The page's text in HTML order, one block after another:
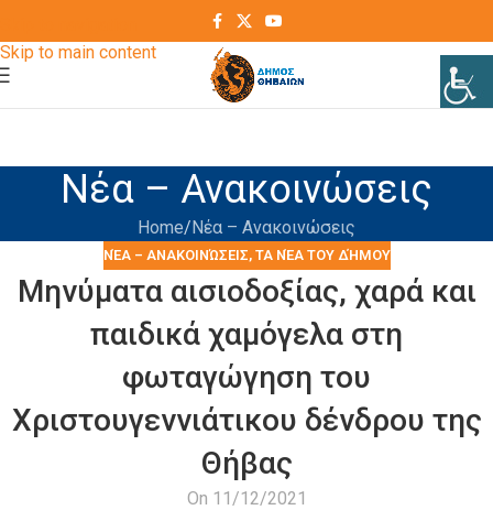
Skip to main content
Νέα – Ανακοινώσεις
Home Νέα – Ανακοινώσεις
ΝΈΑ – ΑΝΑΚΟΙΝΏΣΕΙΣ, ΤΑ ΝΈΑ ΤΟΥ ΔΉΜΟΥ
Μηνύματα αισιοδοξίας, χαρά και
παιδικά χαμόγελα στη
φωταγώγηση του
Χριστουγεννιάτικου δένδρου της
Θήβας
On 11/12/2021